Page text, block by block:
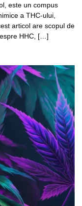
este un compus
a THC-ului,
articol are scopul de
HHC, […]